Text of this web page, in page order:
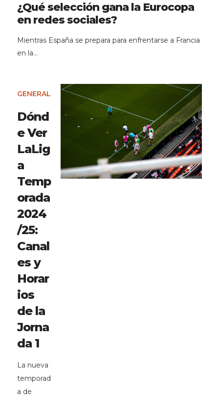
¿Qué selección gana la Eurocopa
en redes sociales?
Mientras España se prepara para enfrentarse a Francia
en la…
GENERAL
Dónd
e Ver
LaLig
a
Temp
orada
2024
/25:
Canal
es y
Horar
ios
de la
Jorna
da 1
La nueva
temporad
a de